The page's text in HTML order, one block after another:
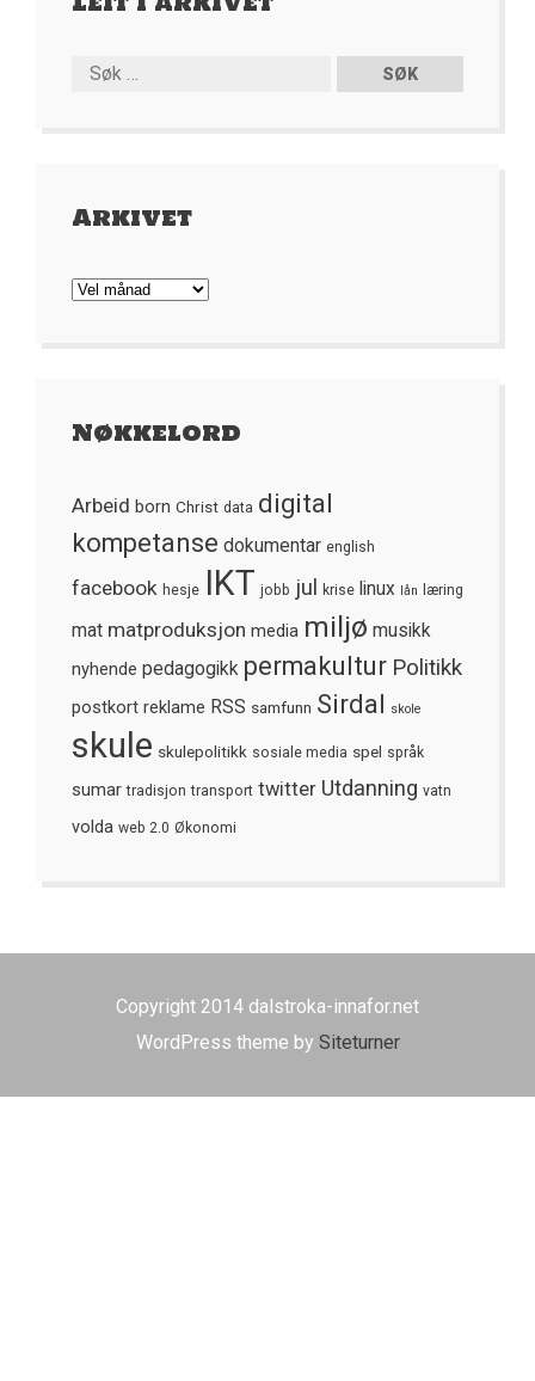
Arkivet
Arkivet
Nøkkelord
Arbeid born Christ data digital
kompetanse dokumentar english
facebook hesje IKT jobb jul krise linux lån læring
mat matproduksjon media miljø musikk
nyhende pedagogikk permakultur Politikk
postkort reklame RSS samfunn Sirdal skole
skule skulepolitikk sosiale media spel språk
sumar tradisjon transport twitter Utdanning vatn
volda web 2.0 Økonomi
Copyright 2014 dalstroka-innafor.net
WordPress theme by Siteturner